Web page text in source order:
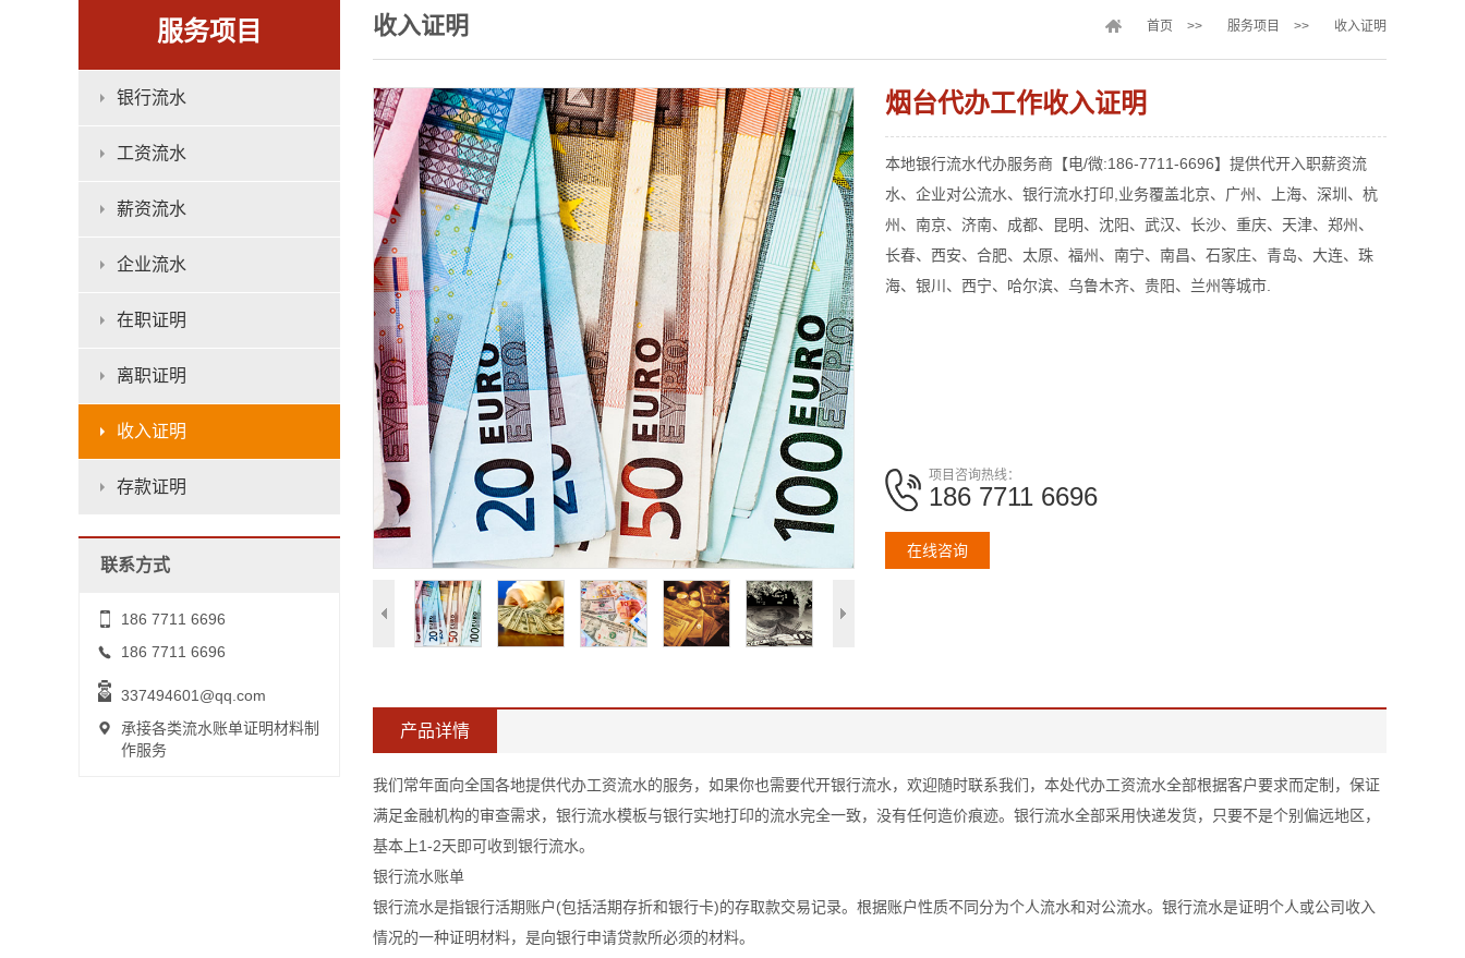
服务项目
银行流水
工资流水
薪资流水
企业流水
在职证明
离职证明
收入证明
存款证明
联系方式
186 7711 6696
186 7711 6696
337494601@qq.com
承接各类流水账单证明材料制
作服务
收入证明 首页 >> 服务项目 >> 收入证明
烟台代办工作收入证明
本地银行流水代办服务商【电/微:186-7711-6696】提供代开入职薪资流
水、企业对公流水、银行流水打印,业务覆盖北京、广州、上海、深圳、杭
州、南京、济南、成都、昆明、沈阳、武汉、长沙、重庆、天津、郑州、
长春、西安、合肥、太原、福州、南宁、南昌、石家庄、青岛、大连、珠
海、银川、西宁、哈尔滨、乌鲁木齐、贵阳、兰州等城市.
项目咨询热线：
186 7711 6696
在线咨询
产品详情
我们常年面向全国各地提供代办工资流水的服务，如果你也需要代开银行流水，欢迎随时联系我们，本处代办工资流水全部根据客户要求而定制，保证
满足金融机构的审查需求，银行流水模板与银行实地打印的流水完全一致，没有任何造价痕迹。银行流水全部采用快递发货，只要不是个别偏远地区，
基本上1-2天即可收到银行流水。
银行流水账单
银行流水是指银行活期账户(包括活期存折和银行卡)的存取款交易记录。根据账户性质不同分为个人流水和对公流水。银行流水是证明个人或公司收入
情况的一种证明材料，是向银行申请贷款所必须的材料。